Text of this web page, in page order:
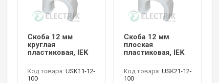
Скоба 12 мм
круглая
пластиковая, IEK
Код товара: USK11-12-
100
Скоба 12 мм
плоская
пластиковая, IEK
Код товара: USK21-12-
100